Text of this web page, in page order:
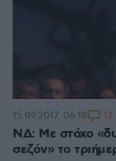
ΝΔ: Με στόχο
σεζόν» το
15.09.2017, 06:18 12